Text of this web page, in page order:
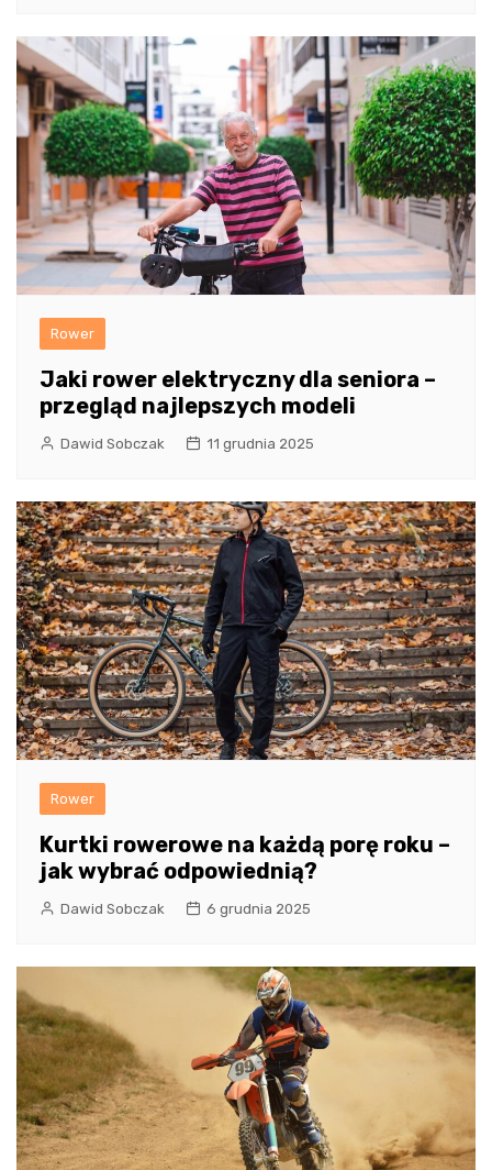
Rower
Jaki rower elektryczny dla seniora –
przegląd najlepszych modeli
Dawid Sobczak 11 grudnia 2025
Rower
Kurtki rowerowe na każdą porę roku –
jak wybrać odpowiednią?
Dawid Sobczak 6 grudnia 2025